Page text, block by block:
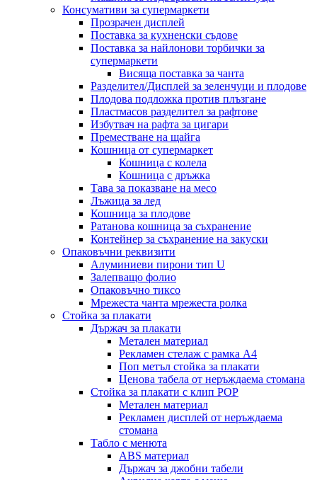
Консумативи за супермаркети
Прозрачен дисплей
Поставка за кухненски съдове
Поставка за найлонови торбички за
супермаркети
Висяща поставка за чанта
Разделител/Дисплей за зеленчуци и плодове
Плодова подложка против плъзгане
Пластмасов разделител за рафтове
Избутвач на рафта за цигари
Преместване на щайга
Кошница от супермаркет
Кошница с колела
Кошница с дръжка
Тава за показване на месо
Лъжица за лед
Кошница за плодове
Ратанова кошница за съхранение
Контейнер за съхранение на закуски
Опаковъчни реквизити
Алуминиеви пирони тип U
Залепващо фолио
Опаковъчно тиксо
Мрежеста чанта мрежеста ролка
Стойка за плакати
Държач за плакати
Метален материал
Рекламен стелаж с рамка А4
Поп метъл стойка за плакати
Ценова табела от неръждаема стомана
Стойка за плакати с клип POP
Метален материал
Рекламен дисплей от неръждаема
стомана
Табло с менюта
ABS материал
Държач за джобни табели